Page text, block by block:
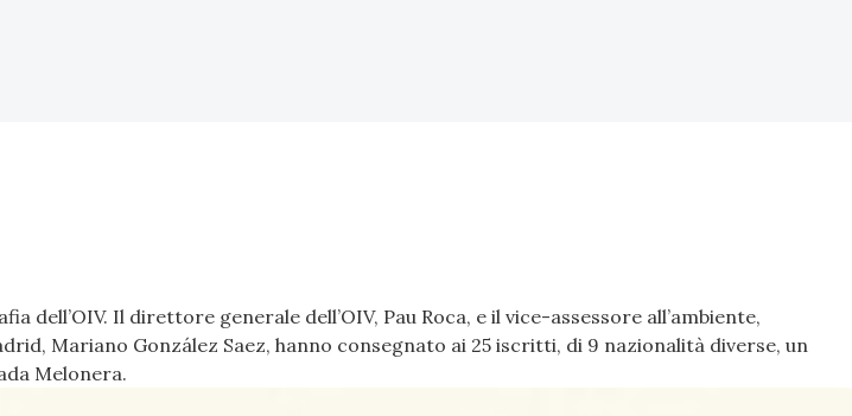
Il direttore generale dell’OIV, Pau Roca, e il vice-assessore all’ambiente,
Mariano González Saez, hanno consegnato ai 25 iscritti, di 9 nazionalità diverse, un
Melonera.